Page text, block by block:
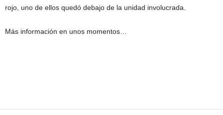
rojo, uno de ellos quedó debajo de la unidad involucrada.
Más información en unos momentos…